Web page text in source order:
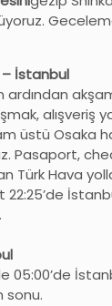
İstanbul
ardından
alışveriş
üstü Osaka
Pasaport,
Türk Hava
22:25’de
05:00’de
sonu.